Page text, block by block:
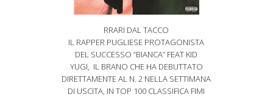
RRARI DAL TACCO
IL RAPPER PUGLIESE PROTAGONISTA
DEL SUCCESSO “BIANCA” FEAT KID
YUGI, IL BRANO CHE HA DEBUTTATO
DIRETTAMENTE AL N. 2 NELLA SETTIMANA
DI USCITA, IN TOP 100 CLASSIFICA FIMI